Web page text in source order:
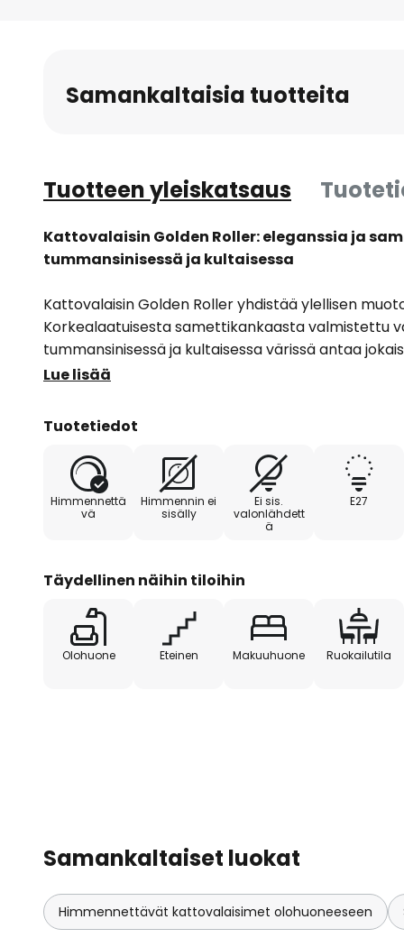
Samankaltaisia tuotteita
Tuotteen yleiskatsaus
Kattovalaisin Golden Roller: eleganssia ja
tummansinisessä ja kultaisessa
Kattovalaisin Golden Roller yhdistää ylellisen
Korkealaatuisesta samettikankaasta valmistettu
tummansinisessä ja kultaisessa värissä antaa
tunnelman. Olipa kyseessä olohuone, eteinen,
valoa ulkoisella himmenninllä, mikä mahdollistaa
säätämisen. Euroopassa valmistettu tuote
Esteettisen ulkonäön ja käytännöllisten
kattovalaisimesta Golden Roller ihanteellisen
Lue lisää
Tuotetiedot
Himmennettä
vä
Himmennin ei
sisälly
Ei sis.
valonlähdett
ä
E27
Täydellinen näihin tiloihin
Olohuone Eteinen Makuuhuone Ruokailutila
Samankaltaiset luokat
Himmennettävät kattovalaisimet olohuoneeseen